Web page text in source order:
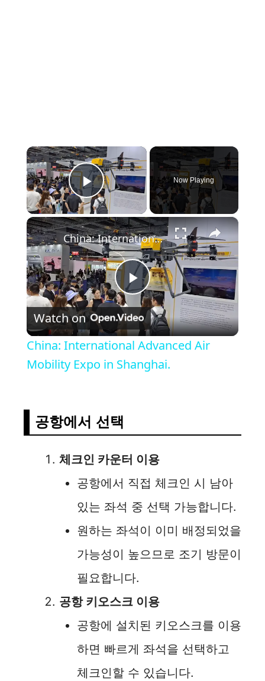
×
Play Video
Now Playing
×
P
l
a
V
d
e
o
China: International Advanced Air Mobility Expo in Shanghai.
Watch on
China: International Advanced Air
Mobility Expo in Shanghai.
공항에서 선택
체크인 카운터 이용
공항에서 직접 체크인 시 남아
있는 좌석 중 선택 가능합니다.
원하는 좌석이 이미 배정되었을
가능성이 높으므로 조기 방문이
필요합니다.
공항 키오스크 이용
공항에 설치된 키오스크를 이용
하면 빠르게 좌석을 선택하고
체크인할 수 있습니다.